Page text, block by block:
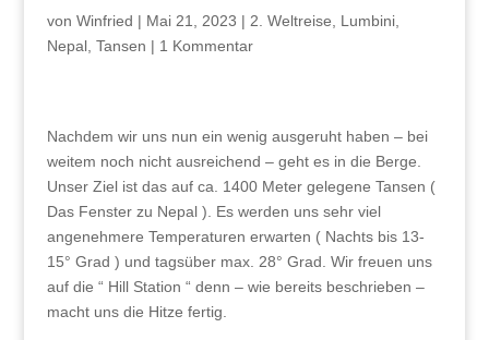
von Winfried | Mai 21, 2023 | 2. Weltreise Lumbini,
Nepal, Tansen | 1 Kommentar
Nachdem wir uns nun ein wenig ausgeruht haben – bei
weitem noch nicht ausreichend – geht es in die Berge.
Unser Ziel ist das auf ca. 1400 Meter gelegene Tansen (
Das Fenster zu Nepal ). Es werden uns sehr viel
angenehmere Temperaturen erwarten ( Nachts bis 13-
15° Grad ) und tagsüber max. 28° Grad. Wir freuen uns
auf die “ Hill Station “ denn – wie bereits beschrieben –
macht uns die Hitze fertig.